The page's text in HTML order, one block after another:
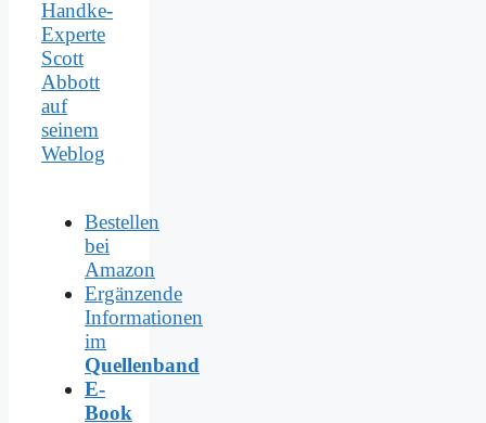
Handke-
Experte
Scott
Abbott
auf
seinem
Weblog
Bestellen
bei
Amazon
Ergänzende
Informationen
im
Quellenband
E-
Book